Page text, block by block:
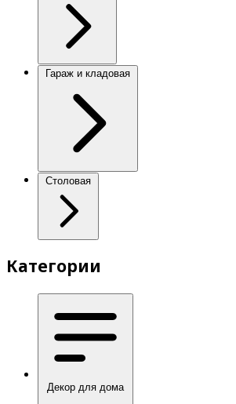
Гараж и кладовая
Столовая
Категории
Декор для дома